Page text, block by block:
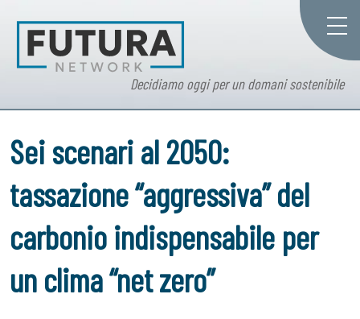
Decidiamo oggi per un domani sostenibile
Sei scenari al 2050:
tassazione “aggressiva” del
carbonio indispensabile per
un clima “net zero”